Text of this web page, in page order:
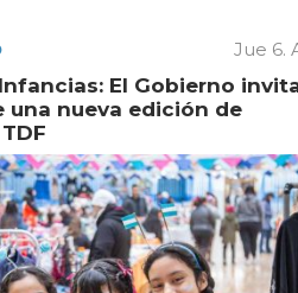
Jue 6.
El Gobierno
una nueva edición de